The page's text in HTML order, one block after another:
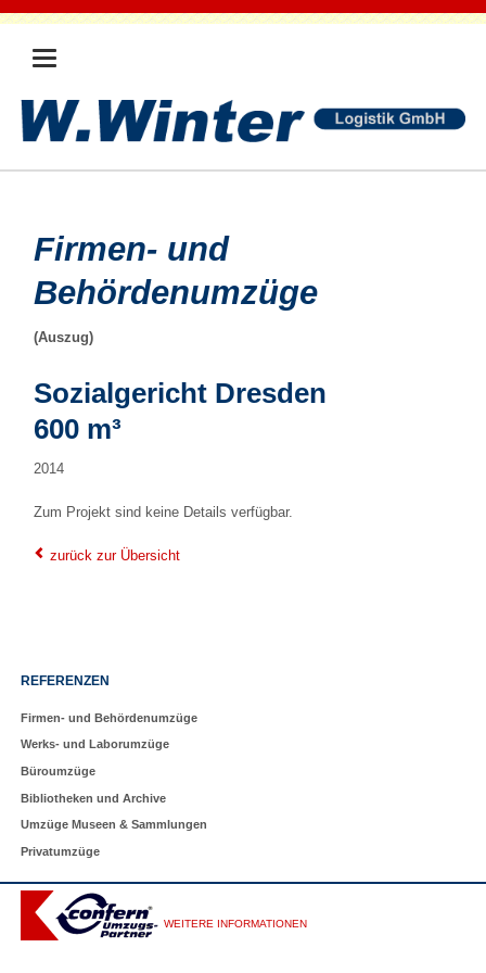
Firmen- und
Behördenumzüge
(Auszug)
Sozialgericht Dresden
600 m³
2014
Zum Projekt sind keine Details verfügbar.
zurück zur Übersicht
Navigation
REFERENZEN
Firmen- und Behördenumzüge
Werks- und Laborumzüge
Büroumzüge
Bibliotheken und Archive
Umzüge Museen & Sammlungen
Privatumzüge
WEITERE INFORMATIONEN